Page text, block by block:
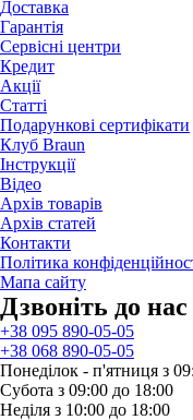
Доставка
Гарантія
Сервісні центри
Кредит
Акції
Статті
Подарункові сертифікати
Клуб Braun
Iнструкції
Відео
Архів товарів
Архів статей
Контакти
Політика
Мапа сайту
Дзвонiть до нас
+38 095 890-05-05
+38 068 890-05-05
Понеділок - п'ятниця з
Субота з 09:00 до 18:00
Неділя з 10:00 до 18:00